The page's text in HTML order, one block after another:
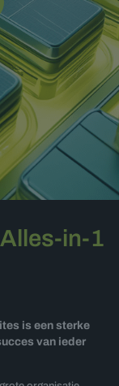
Alles-in-1
is een sterke
van ieder